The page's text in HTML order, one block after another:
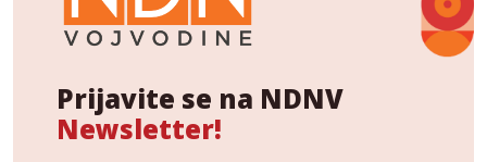
Prijavite se na NDNV
Newsletter!